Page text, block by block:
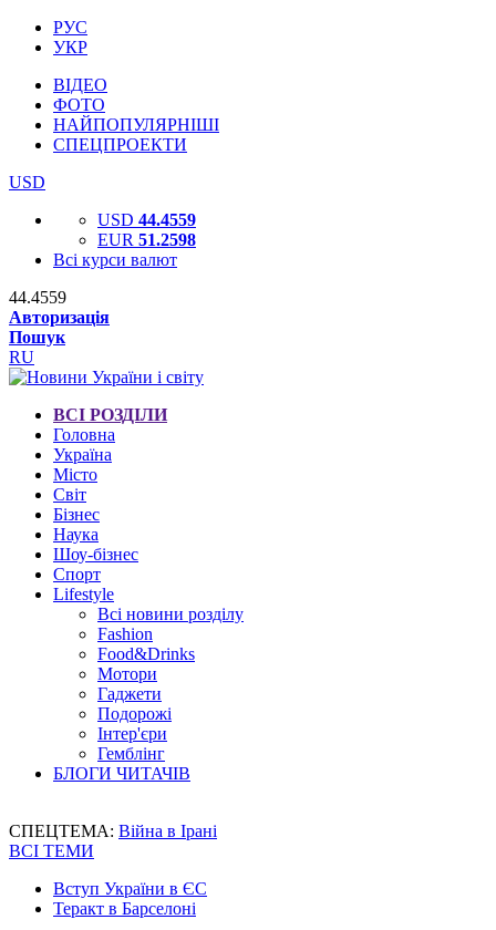
РУС
УКР
ВІДЕО
ФОТО
НАЙПОПУЛЯРНІШІ
СПЕЦПРОЕКТИ
USD
USD 44.4559
EUR 51.2598
Всі курси валют
44.4559
Авторизація
Пошук
RU
ВСІ РОЗДІЛИ
Головна
Україна
Місто
Світ
Бізнес
Наука
Шоу-бізнес
Спорт
Lifestyle
Всі новини розділу
Fashion
Food&Drinks
Мотори
Гаджети
Подорожі
Інтер'єри
Гемблінг
БЛОГИ ЧИТАЧІВ
СПЕЦТЕМА: Війна в Ірані
ВСІ ТЕМИ
Вступ України в ЄС
Теракт в Барселоні